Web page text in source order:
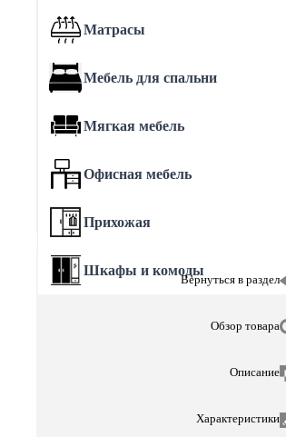
Матрасы
Мебель для спальни
Мягкая мебель
Офисная мебель
Прихожая
Шкафы и комоды
Вернуться в раздел
Обзор товара
Описание
Характеристики